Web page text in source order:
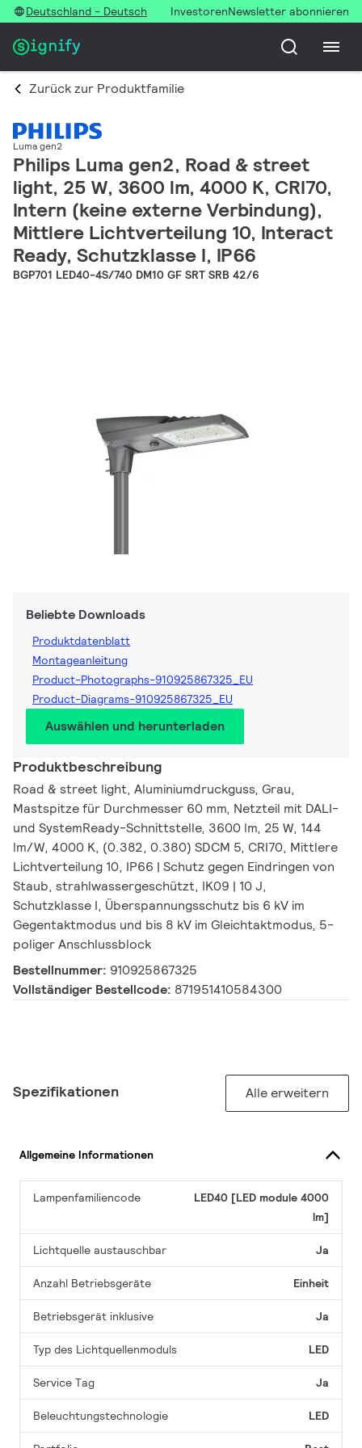
Deutschland - Deutsch InvestorenNewsletter abonnieren
Zurück zur Produktfamilie
Luma gen2
Philips Luma gen2, Road & street
light, 25 W, 3600 lm, 4000 K, CRI70,
Intern (keine externe Verbindung),
Mittlere Lichtverteilung 10, Interact
Ready, Schutzklasse I, IP66
BGP701 LED40-4S/740 DM10 GF SRT SRB 42/6
Beliebte Downloads
Produktdatenblatt
Montageanleitung
Product-Photographs-910925867325_EU
Product-Diagrams-910925867325_EU
Auswählen und herunterladen
Produktbeschreibung
Road & street light, Aluminiumdruckguss, Grau,
Mastspitze für Durchmesser 60 mm, Netzteil mit DALI-
und SystemReady-Schnittstelle, 3600 lm, 25 W, 144
lm/W, 4000 K, (0.382, 0.380) SDCM 5, CRI70, Mittlere
Lichtverteilung 10, IP66 | Schutz gegen Eindringen von
Staub, strahlwassergeschützt, IK09 | 10 J,
Schutzklasse I, Überspannungsschutz bis 6 kV im
Gegentaktmodus und bis 8 kV im Gleichtaktmodus, 5-
poliger Anschlussblock
Bestellnummer: 910925867325
Vollständiger Bestellcode: 871951410584300
Spezifikationen Alle erweitern
Allgemeine Informationen
Lampenfamiliencode
LED40 [LED module 4000
lm]
Lichtquelle austauschbar Ja
Anzahl Betriebsgeräte Einheit
Betriebsgerät inklusive Ja
Typ des Lichtquellenmoduls LED
Service Tag Ja
Beleuchtungstechnologie LED